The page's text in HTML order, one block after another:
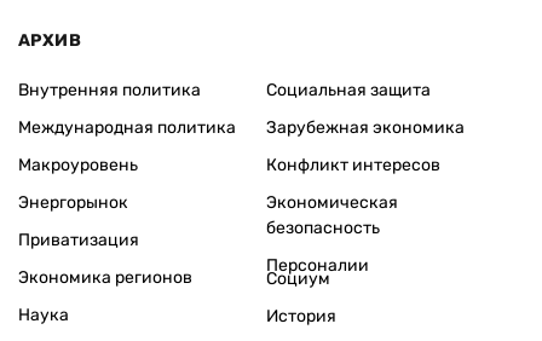
АРХИВ
Внутренняя политика
Международная политика
Макроуровень
Энергорынок
Приватизация
Экономика регионов
Социальная защита
Зарубежная экономика
Конфликт интересов
Экономическая
безопасность
Персоналии
Наука
Социум
История